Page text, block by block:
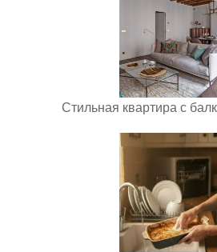
Стильная квартира с